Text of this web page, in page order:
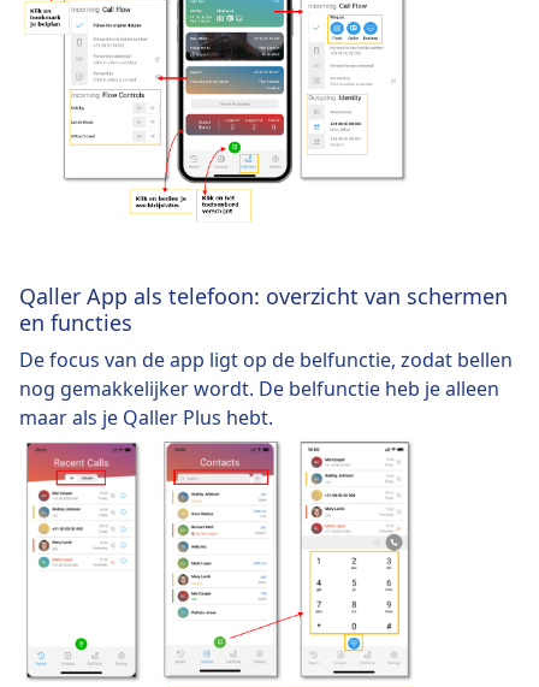
Qaller App als telefoon: overzicht van schermen
en functies
De focus van de app ligt op de belfunctie, zodat bellen
nog gemakkelijker wordt. De belfunctie heb je alleen
maar als je Qaller Plus hebt.